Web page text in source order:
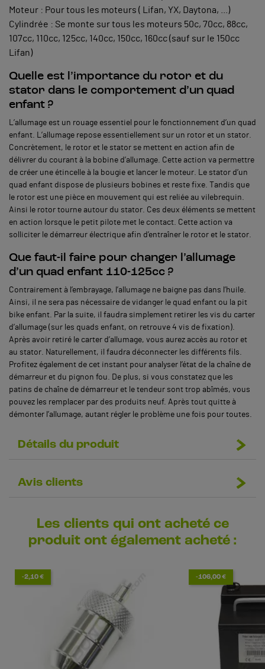
Moteur : Pour tous les moteurs ( Lifan, YX, Daytona, ...)
Cylindrée : Se monte sur tous les moteurs 50c, 70cc, 88cc,
107cc, 110cc, 125cc, 140cc, 150cc, 160cc (sauf sur le 150cc
Lifan)
Quelle est l’importance du rotor et du
stator dans le comportement d’un quad
enfant ?
L’allumage est un rouage essentiel pour le fonctionnement d’un quad
enfant. L’allumage repose essentiellement sur un rotor et un stator.
Concrètement, le rotor et le stator se mettent en action afin de
délivrer du courant à la bobine d’allumage. Cette action va permettre
de créer une étincelle à la bougie et lancer le moteur. Le stator d’un
quad enfant dispose de plusieurs bobines et reste fixe. Tandis que
le rotor est une pièce en mouvement qui est reliée au vilebrequin.
Ainsi le rotor tourne autour du stator. Ces deux éléments se mettent
en action lorsque le petit pilote met le contact. Cette action va
solliciter le démarreur électrique afin d’entraîner le rotor et le stator.
Que faut-il faire pour changer l’allumage
d’un quad enfant 110-125cc ?
Contrairement à l’embrayage, l’allumage ne baigne pas dans l’huile.
Ainsi, il ne sera pas nécessaire de vidanger le quad enfant ou la pit
bike enfant. Par la suite, il faudra simplement retirer les vis du carter
d’allumage (sur les quads enfant, on retrouve 4 vis de fixation).
Après avoir retiré le carter d’allumage, vous aurez accès au rotor et
au stator. Naturellement, il faudra déconnecter les différents fils.
Profitez également de cet instant pour analyser l’état de la chaîne de
démarreur et du pignon fou. De plus, si vous constatez que les
patins de chaîne de démarreur et le tendeur sont trop abîmés, vous
pouvez les remplacer par des produits neuf. Après tout quitte à
démonter l’allumage, autant régler le problème une fois pour toutes.
Détails du produit
Avis clients
Les clients qui ont acheté ce
produit ont également acheté :
-2,10 € -106,00 €